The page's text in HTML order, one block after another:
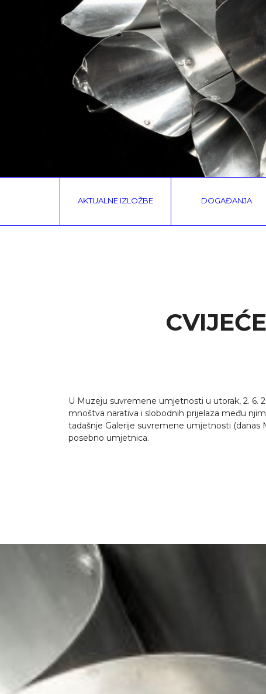
AKTUALNE IZLOŽBE DOGAĐANJA
U Muzeju suvremene umjetnosti u utorak, 2. 6.
mnoštva narativa i slobodnih prijelaza među
tadašnje Galerije suvremene umjetnosti (danas
posebno umjetnica.